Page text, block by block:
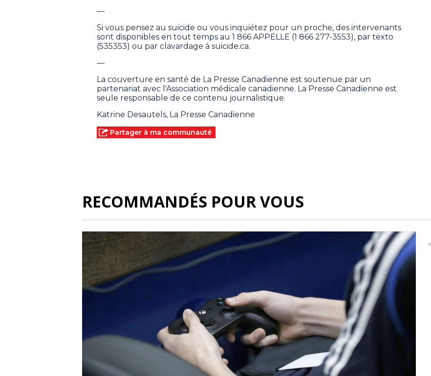
—
Si vous pensez au suicide ou vous inquiétez pour un proche, des intervenants
sont disponibles en tout temps au 1 866 APPELLE (1 866 277-3553), par texto
(535353) ou par clavardage à suicide.ca.
—
La couverture en santé de La Presse Canadienne est soutenue par un
partenariat avec l'Association médicale canadienne. La Presse Canadienne est
seule responsable de ce contenu journalistique.
Katrine Desautels, La Presse Canadienne
Partager à ma communauté
RECOMMANDÉS POUR VOUS